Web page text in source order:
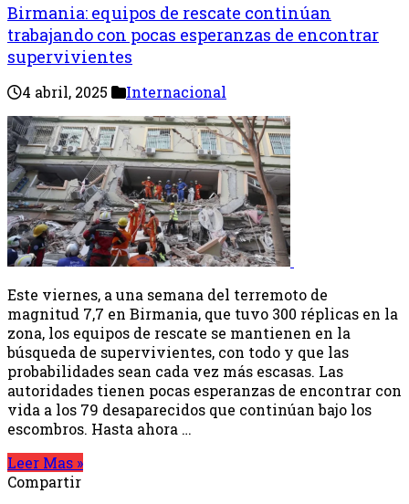
Birmania: equipos de rescate continúan
trabajando con pocas esperanzas de encontrar
supervivientes
4 abril, 2025 Internacional
Este viernes, a una semana del terremoto de
magnitud 7,7 en Birmania, que tuvo 300 réplicas en la
zona, los equipos de rescate se mantienen en la
búsqueda de supervivientes, con todo y que las
probabilidades sean cada vez más escasas. Las
autoridades tienen pocas esperanzas de encontrar con
vida a los 79 desaparecidos que continúan bajo los
escombros. Hasta ahora …
Leer Mas »
Compartir